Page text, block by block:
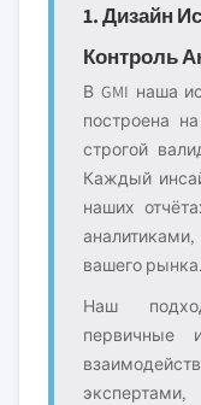
1. Дизайн
Контроль
В GMI наша
построена
строгой
Каждый
наших
вашего рынка.
Наш
первичные